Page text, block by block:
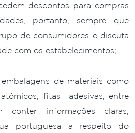
descontos para compras
portanto, sempre que
de consumidores e discuta
com os estabelecimentos;
de materiais como
fitas adesivas, entre
conter informações claras,
portuguesa a respeito do